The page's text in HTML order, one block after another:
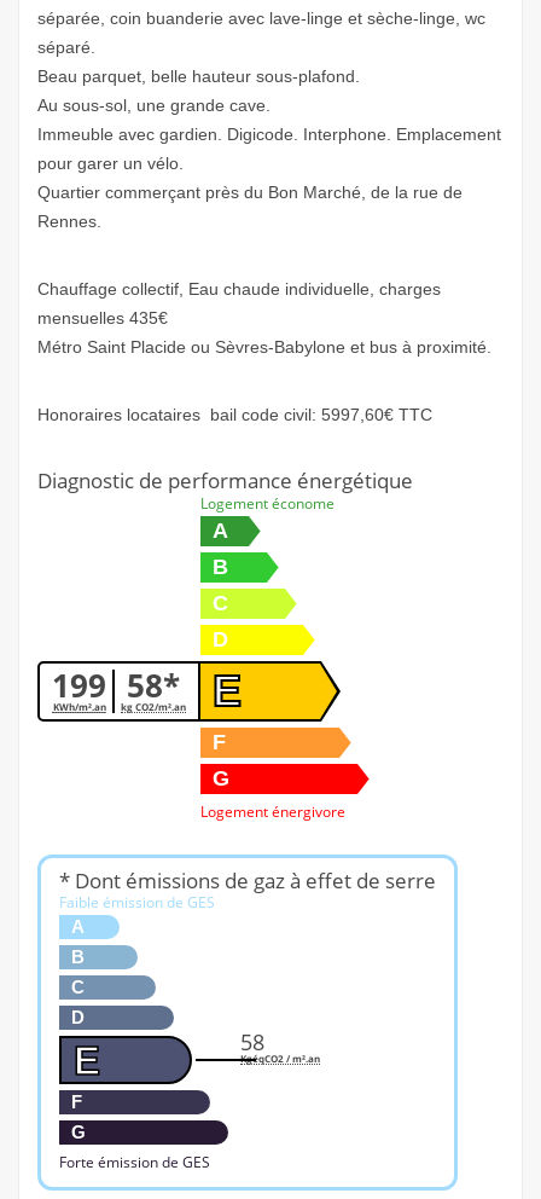
séparée, coin buanderie avec lave-linge et sèche-linge, wc
séparé.
Beau parquet, belle hauteur sous-plafond.
Au sous-sol, une grande cave.
Immeuble avec gardien. Digicode. Interphone. Emplacement
pour garer un vélo.
Quartier commerçant près du Bon Marché, de la rue de
Rennes.
Chauffage collectif, Eau chaude individuelle, charges
mensuelles 435€
Métro Saint Placide ou Sèvres-Babylone et bus à proximité.
Honoraires locataires bail code civil: 5997,60€ TTC
Diagnostic de performance énergétique
199
KWh/m².an 58*
kg CO2/m².an
Logement économe
A
B
C
D
E
F
G
Logement énergivore
* Dont émissions de gaz à effet de serre
Faible émission de GES
A
B
C
D
E
F
G
Forte émission de GES
58
KgéqCO2 / m².an